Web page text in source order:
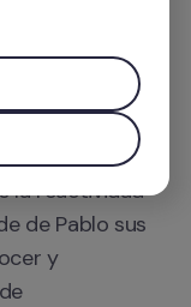
es
la
en una
la reactividad
de Pablo sus
y